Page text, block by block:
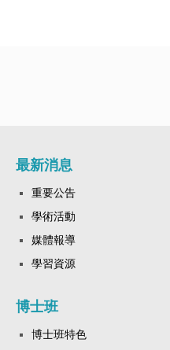
最新消息
重要公告
學術活動
媒體報導
學習資源
博士班
博士班特色